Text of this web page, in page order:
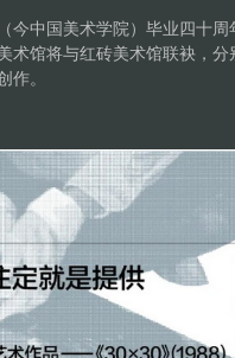
今中国美术学院）毕业四十
术馆将与红砖美术馆联袂，分
作。